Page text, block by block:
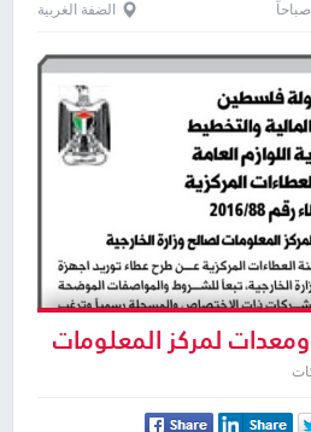
الضفة الغربية
لمركز المعلومات